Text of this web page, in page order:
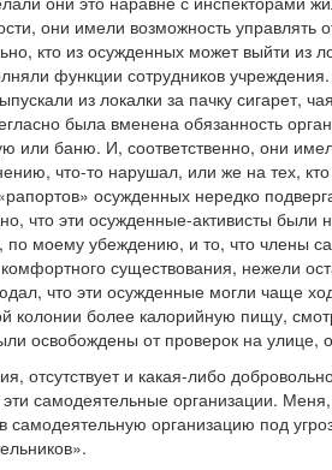
они имели возможность управлять
кто из осужденных может выйти из
функции сотрудников
из локалки за пачку сигарет,
была вменена обязанность
или баню. И, соответственно, они
что-то нарушал, или же на тех,
осужденных нередко
что эти осужденные-активисты
моему убеждению, и то, что члены
существования, нежели
что эти осужденные могли чаще
колонии более калорийную пищу,
освобождены от проверок на улице,
отсутствует и какая-либо
эти самодеятельные организации.
в самодеятельную организацию под